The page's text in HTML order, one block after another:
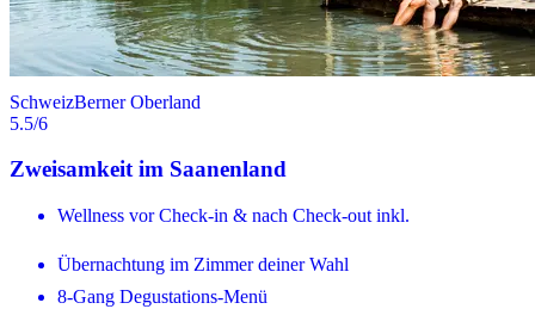
SchweizBerner Oberland
5.5/6
Zweisamkeit im Saanenland
Wellness vor Check-in & nach Check-out inkl.
Übernachtung im Zimmer deiner Wahl
8-Gang Degustations-Menü